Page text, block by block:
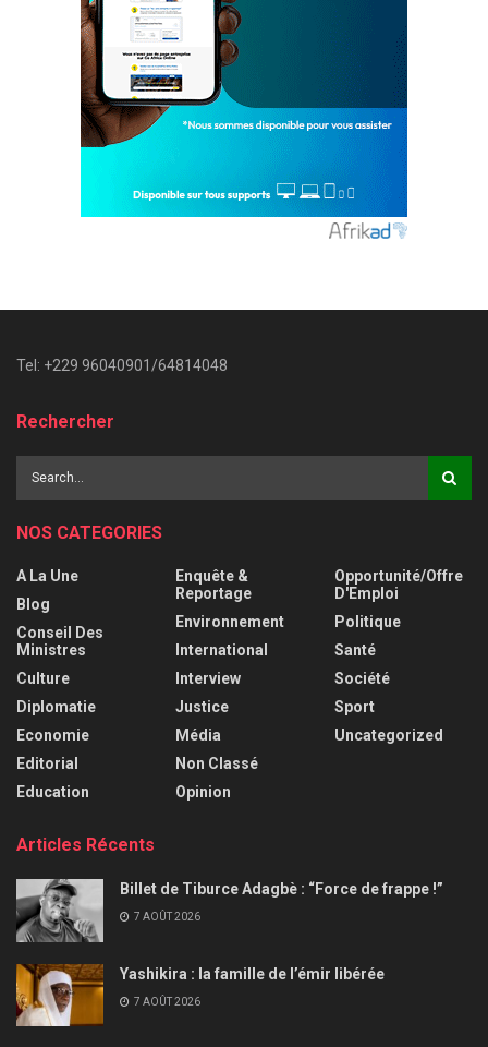
Tel: +229 96040901/64814048
Rechercher
NOS CATEGORIES
A La Une
Blog
Conseil Des
Ministres
Culture
Diplomatie
Economie
Editorial
Education
Enquête &
Reportage
Environnement
International
Interview
Justice
Média
Non Classé
Opinion
Opportunité/Offre
D'Emploi
Politique
Santé
Société
Sport
Uncategorized
Articles Récents
Billet de Tiburce Adagbè : “Force de frappe !”
7 AOÛT 2026
Yashikira : la famille de l’émir libérée
7 AOÛT 2026